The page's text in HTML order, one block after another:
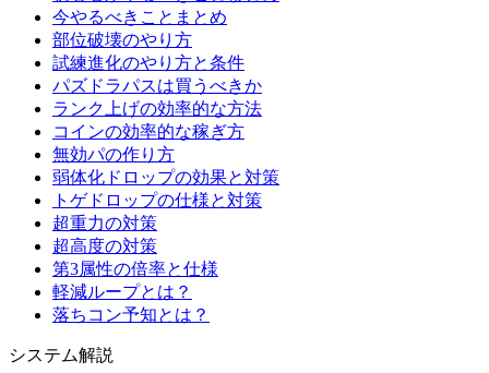
今やるべきことまとめ
部位破壊のやり方
試練進化のやり方と条件
パズドラパスは買うべきか
ランク上げの効率的な方法
コインの効率的な稼ぎ方
無効パの作り方
弱体化ドロップの効果と対策
トゲドロップの仕様と対策
超重力の対策
超高度の対策
第3属性の倍率と仕様
軽減ループとは？
落ちコン予知とは？
システム解説